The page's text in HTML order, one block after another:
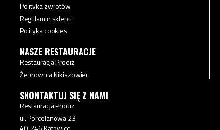
Polityka zwrotów
Regulamin sklepu
Polityka cookies
NASZE RESTAURACJE
Restauracja Prodiż
Żebrownia Nikiszowiec
SKONTAKTUJ SIĘ Z NAMI
Restauracja Prodiż
ul. Porcelanowa 23
40-246 Katowice